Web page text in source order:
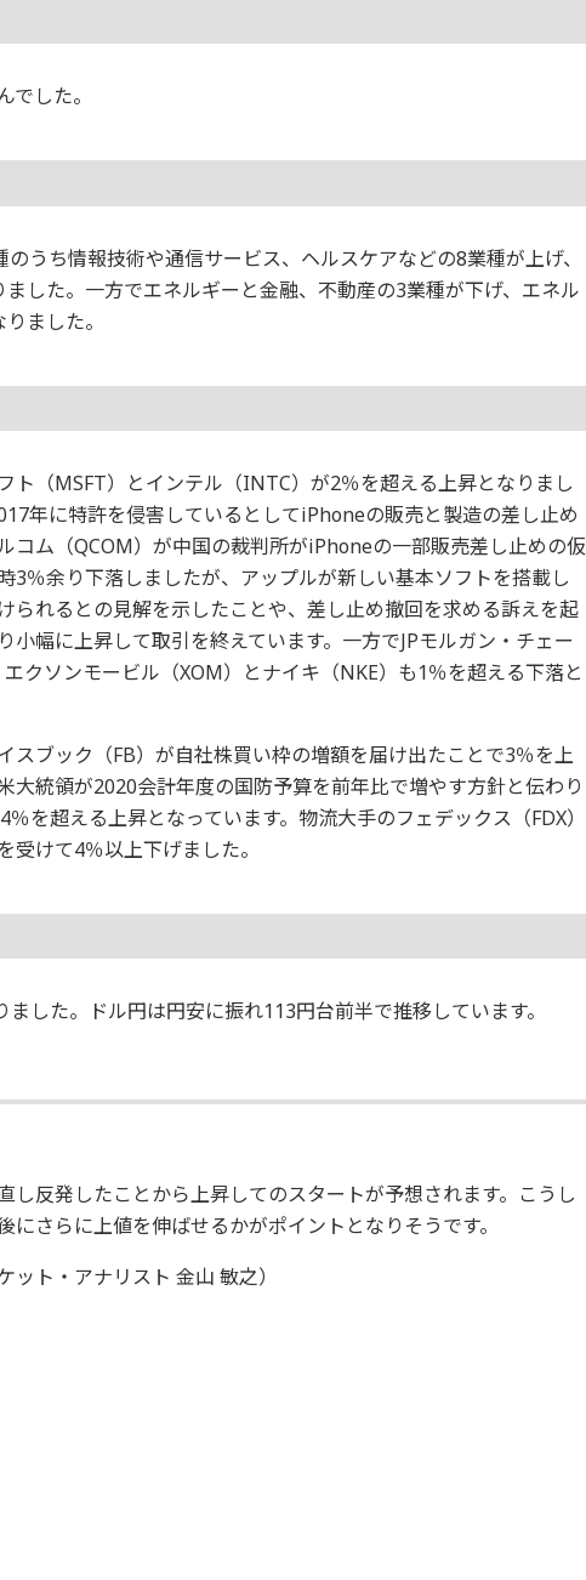
した。
うち情報技術や通信サービス、ヘルスケアなどの8業種が上げ、
した。一方でエネルギーと金融、不動産の3業種が下げ、エネル
ました。
ト（MSFT）とインテル（INTC）が2％を超える上昇となりまし
年に特許を侵害しているとしてiPhoneの販売と製造の差し止め
コム（QCOM）が中国の裁判所がiPhoneの一部販売差し止めの仮
3％余り下落しましたが、アップルが新しい基本ソフトを搭載し
られるとの見解を示したことや、差し止め撤回を求める訴えを起
小幅に上昇して取引を終えています。一方でJPモルガン・チェー
クソンモービル（XOM）とナイキ（NKE）も1％を超える下落と
スブック（FB）が自社株買い枠の増額を届け出たことで3％を上
大統領が2020会計年度の国防予算を前年比で増やす方針と伝わり
を超える上昇となっています。物流大手のフェデックス（FDX）
けて4％以上下げました。
した。ドル円は円安に振れ113円台前半で推移しています。
し反発したことから上昇してのスタートが予想されます。こうし
さらに上値を伸ばせるかがポイントとなりそうです。
ト・アナリスト 金山 敏之）